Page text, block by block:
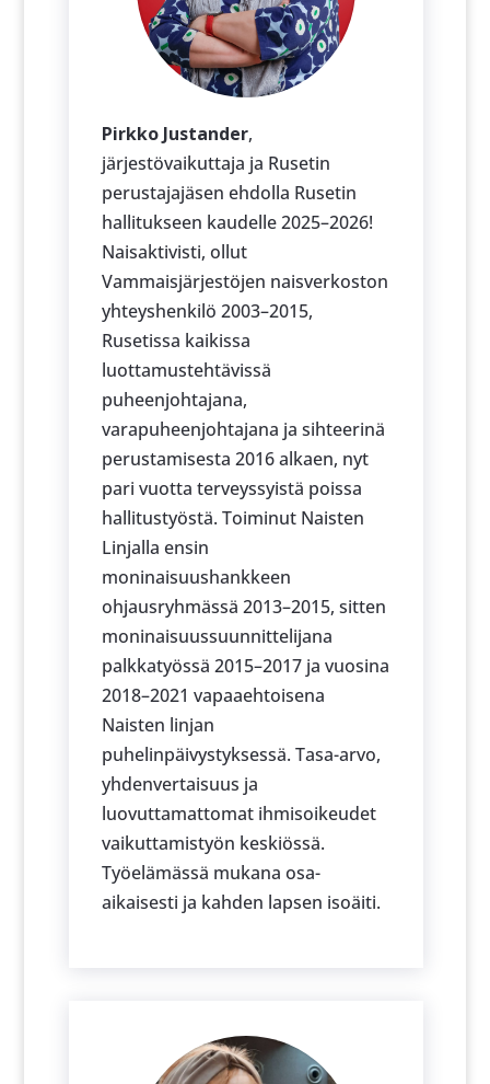
Pirkko Justander,
järjestövaikuttaja ja Rusetin
perustajajäsen ehdolla Rusetin
hallitukseen kaudelle 2025–2026!
Naisaktivisti, ollut
Vammaisjärjestöjen naisverkoston
yhteyshenkilö 2003–2015,
Rusetissa kaikissa
luottamustehtävissä
puheenjohtajana,
varapuheenjohtajana ja sihteerinä
perustamisesta 2016 alkaen, nyt
pari vuotta terveyssyistä poissa
hallitustyöstä. Toiminut Naisten
Linjalla ensin
moninaisuushankkeen
ohjausryhmässä 2013–2015, sitten
moninaisuussuunnittelijana
palkkatyössä 2015–2017 ja vuosina
2018–2021 vapaaehtoisena
Naisten linjan
puhelinpäivystyksessä. Tasa-arvo,
yhdenvertaisuus ja
luovuttamattomat ihmisoikeudet
vaikuttamistyön keskiössä.
Työelämässä mukana osa-
aikaisesti ja kahden lapsen isoäiti.